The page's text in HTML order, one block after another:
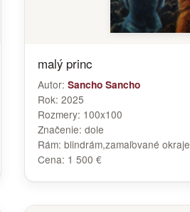
malý princ
Autor: Sancho Sancho
Rok: 2025
Rozmery: 100x100
Značenie: dole
Rám: blindrám,zamaľované okraje
Cena: 1 500 €